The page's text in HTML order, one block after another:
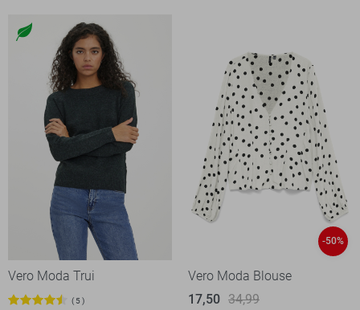
Vero Moda Trui
5
-50%
Vero Moda Blouse
17,50 34,99